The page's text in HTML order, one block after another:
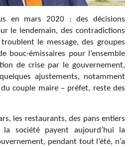
en mars 2020 : des décisions
le lendemain, des contradictions
le message, des groupes
bouc-émissaires pour l’ensemble
de crise par le gouvernement,
ajustements, notamment
couple maire – préfet, reste des
les restaurants, des pans entiers
société payent aujourd’hui la
pendant tout l’été, n’a